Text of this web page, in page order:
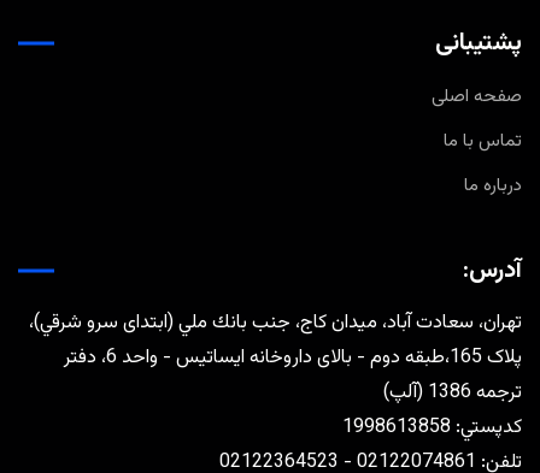
پشتیبانی
صفحه اصلی
تماس با ما
درباره ما
آدرس:
تهران، سعادت آباد، ميدان كاج، جنب بانك ملي (ابتدای سرو شرقي)،
پلاک 165،طبقه دوم - بالای داروخانه ایساتیس - واحد 6، دفتر
ترجمه 1386 (آلپ)
كدپستي: 1998613858
تلفن: 02122074861 - 02122364523